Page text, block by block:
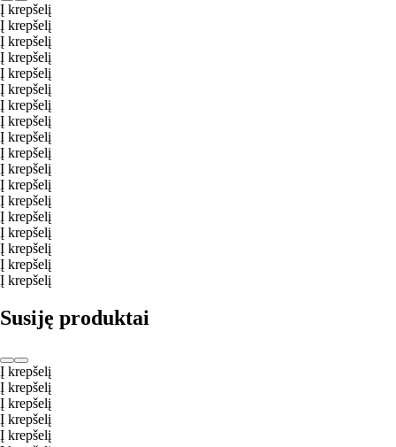
Į krepšelį
Į krepšelį
Į krepšelį
Į krepšelį
Į krepšelį
Į krepšelį
Į krepšelį
Į krepšelį
Į krepšelį
Į krepšelį
Į krepšelį
Į krepšelį
Į krepšelį
Į krepšelį
Į krepšelį
Į krepšelį
Į krepšelį
Į krepšelį
Susiję produktai
Į krepšelį
Į krepšelį
Į krepšelį
Į krepšelį
Į krepšelį